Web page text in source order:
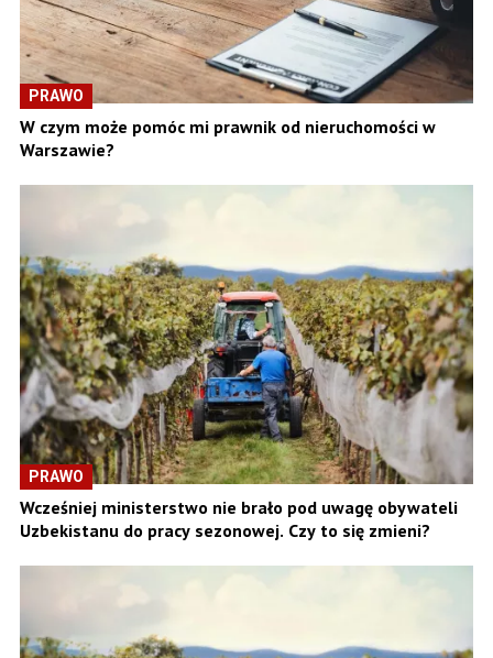
PRAWO
W czym może pomóc mi prawnik od nieruchomości w
Warszawie?
PRAWO
Wcześniej ministerstwo nie brało pod uwagę obywateli
Uzbekistanu do pracy sezonowej. Czy to się zmieni?